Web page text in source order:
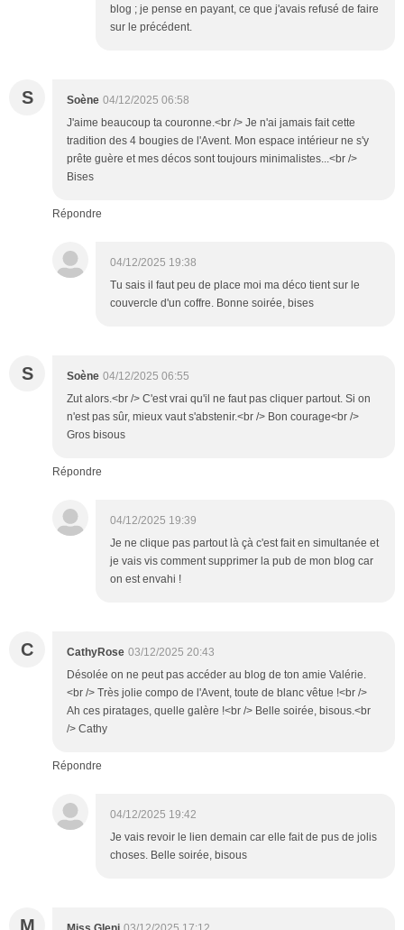
blog ; je pense en payant, ce que j'avais refusé de faire
sur le précédent.
S Soène 04/12/2025 06:58
J'aime beaucoup ta couronne.<br /> Je n'ai jamais fait cette
tradition des 4 bougies de l'Avent. Mon espace intérieur ne s'y
prête guère et mes décos sont toujours minimalistes...<br />
Bises
Répondre
04/12/2025 19:38
Tu sais il faut peu de place moi ma déco tient sur le
couvercle d'un coffre. Bonne soirée, bises
S Soène 04/12/2025 06:55
Zut alors.<br /> C'est vrai qu'il ne faut pas cliquer partout. Si on
n'est pas sûr, mieux vaut s'abstenir.<br /> Bon courage<br />
Gros bisous
Répondre
04/12/2025 19:39
Je ne clique pas partout là çà c'est fait en simultanée et
je vais vis comment supprimer la pub de mon blog car
on est envahi !
C CathyRose 03/12/2025 20:43
Désolée on ne peut pas accéder au blog de ton amie Valérie.
<br /> Très jolie compo de l'Avent, toute de blanc vêtue !<br />
Ah ces piratages, quelle galère !<br /> Belle soirée, bisous.<br
/> Cathy
Répondre
04/12/2025 19:42
Je vais revoir le lien demain car elle fait de pus de jolis
choses. Belle soirée, bisous
M